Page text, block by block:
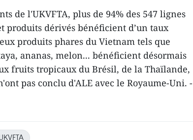
de l'UKVFTA, plus de 94% des 547 lignes
produits dérivés bénéficient d’un taux
produits phares du Vietnam tels que
ananas, melon... bénéficient désormais
fruits tropicaux du Brésil, de la Thaïlande,
pas conclu d'ALE avec le Royaume-Uni. -